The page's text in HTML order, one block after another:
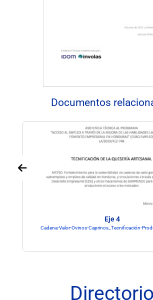
Documentos
Eje 4
Cadena-Valor-Ovinos-Caprinos_Tecnificación-
Directorio